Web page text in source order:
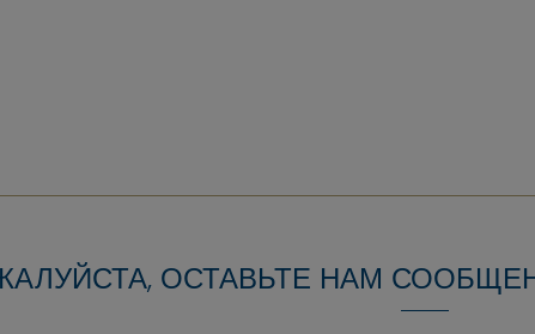
ОСТАВЬТЕ НАМ